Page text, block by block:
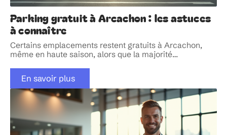
Parking gratuit à Arcachon : les astuces
à connaître
Certains emplacements restent gratuits à Arcachon,
même en haute saison, alors que la majorité…
En savoir plus